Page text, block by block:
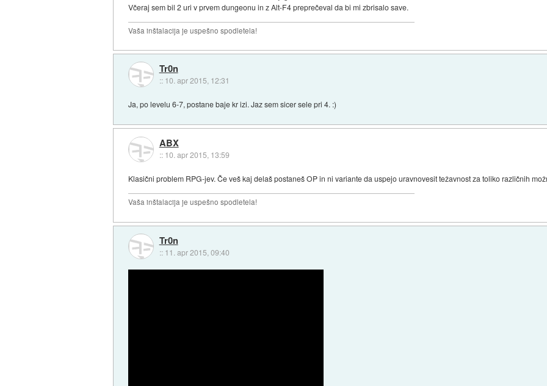
Včeraj sem bil 2 uri v prvem dungeonu in z Alt-F4 preprečeval da bi mi zbrisalo save.
Vaša inštalacija je uspešno spodletela!
Tr0n
:: 10. apr 2015, 12:31
Ja, po levelu 6-7, postane baje kr izi. Jaz sem sicer sele pri 4. :)
ABX
:: 10. apr 2015, 13:59
Klasični problem RPG-jev. Če veš kaj delaš postaneš OP in ni variante da uspejo uravnovesit težavnost za toliko različnih
Vaša inštalacija je uspešno spodletela!
Tr0n
:: 11. apr 2015, 09:40